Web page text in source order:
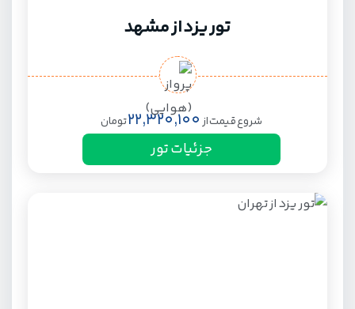
تور یزد از مشهد
شروع قیمت از22,320,100تومان
جزئیات تور